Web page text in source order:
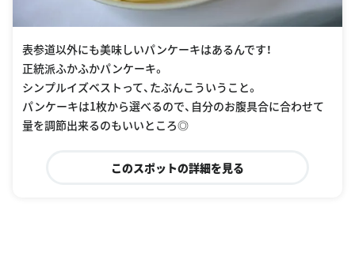
表参道以外にも美味しいパンケーキはあるんです！
正統派ふかふかパンケーキ。
シンプルイズベストって、たぶんこういうこと。
パンケーキは1枚から選べるので、自分のお腹具合に合わせて
量を調節出来るのもいいところ◎
このスポットの詳細を見る